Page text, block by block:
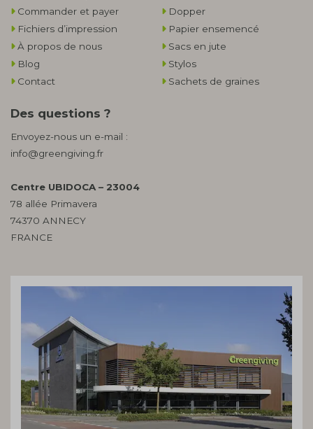
Commander et payer
Fichiers d’impression
À propos de nous
Blog
Contact
Dopper
Papier ensemencé
Sacs en jute
Stylos
Sachets de graines
Des questions ?
Envoyez-nous un e-mail :
info@greengiving.fr
Centre UBIDOCA – 23004
78 allée Primavera
74370 ANNECY
FRANCE